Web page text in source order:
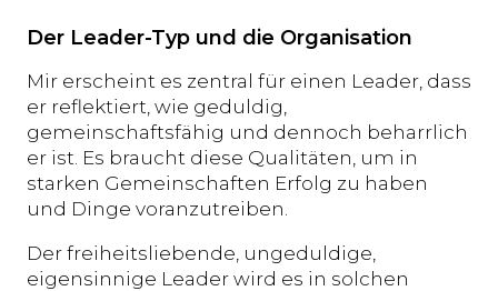
Der Leader-Typ und die Organisation
Mir erscheint es zentral für einen Leader, dass
er reflektiert, wie geduldig,
gemeinschaftsfähig und dennoch beharrlich
er ist. Es braucht diese Qualitäten, um in
starken Gemeinschaften Erfolg zu haben
und Dinge voranzutreiben.
Der freiheitsliebende, ungeduldige,
eigensinnige Leader wird es in solchen